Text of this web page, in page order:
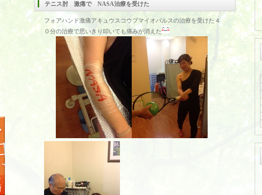
テニス肘 激痛で NASA治療を受けた
フォアハンド激痛アキュウスコウプマイオパルスの治療を受けた４
０分の治療で思いきり叩いても痛みが消えた